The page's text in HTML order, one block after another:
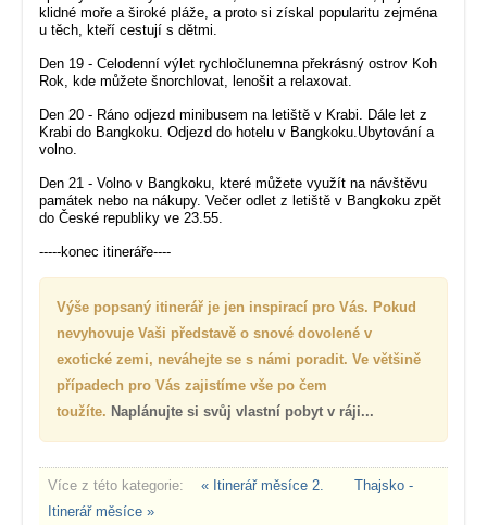
klidné moře a široké pláže, a proto si získal popularitu zejména
u těch, kteří cestují s dětmi.
Den 19 - Celodenní výlet rychločlunemna překrásný ostrov Koh
Rok, kde můžete šnorchlovat, lenošit a relaxovat.
Den 20 - Ráno odjezd minibusem na letiště v Krabi. Dále let z
Krabi do Bangkoku. Odjezd do hotelu v Bangkoku.Ubytování a
volno.
Den 21 - Volno v Bangkoku, které můžete využít na návštěvu
památek nebo na nákupy. Večer odlet z letiště v Bangkoku zpět
do České republiky ve 23.55.
-----konec itineráře----
Výše popsaný itinerář je jen inspirací pro Vás. Pokud
nevyhovuje Vaši představě o snové dovolené v
exotické zemi, neváhejte se s námi poradit. Ve většině
případech pro Vás zajistíme vše po čem
toužíte. Naplánujte si svůj vlastní pobyt v ráji...
Více z této kategorie: « Itinerář měsíce 2.
Thajsko -
Itinerář měsíce »